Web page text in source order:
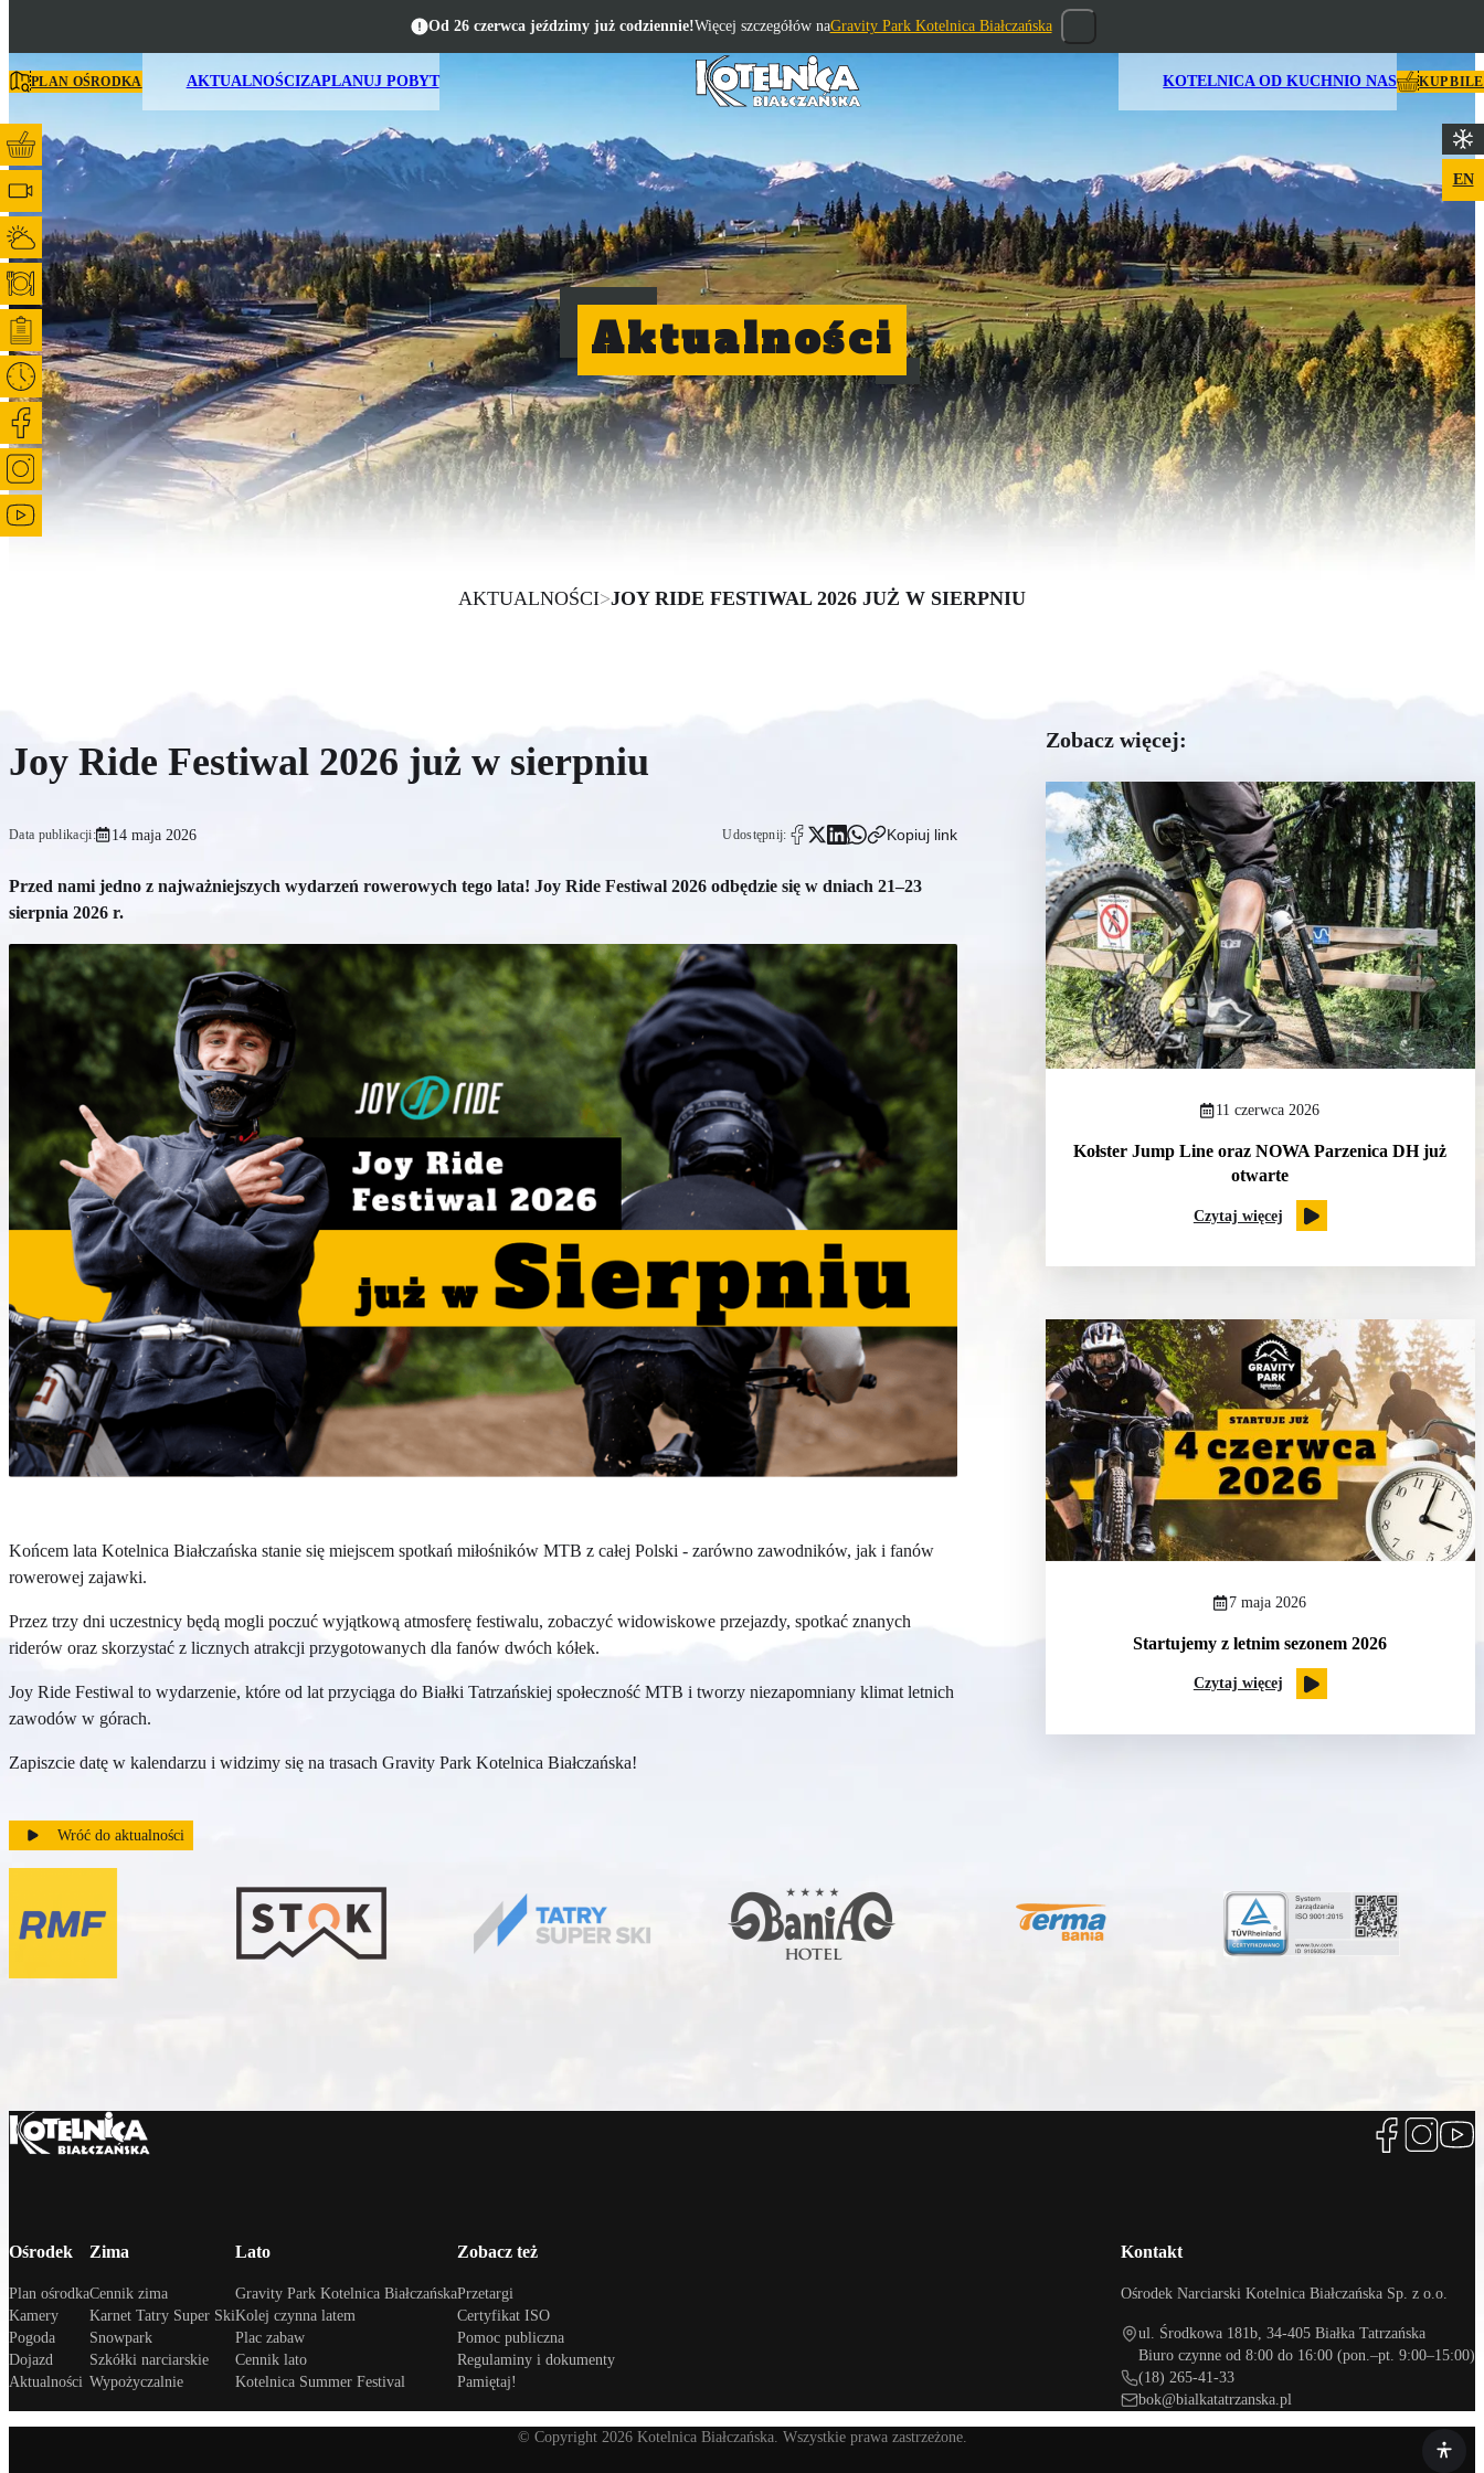
Od 26 czerwca jeździmy już codziennie!Więcej szczegółów naGravity Park Kotelnica Białczańska
PLAN OŚRODKA AKTUALNOŚCIZAPLANUJ POBYT KOTELNICA OD KUCHNIO NAS KUP
EN
Aktualności
AKTUALNOŚCI>JOY RIDE FESTIWAL 2026 JUŻ W SIERPNIU
Joy Ride Festiwal 2026 już w sierpniu
Data publikacji: 14 maja 2026 Udostępnij: Kopiuj link
Przed nami jedno z najważniejszych wydarzeń rowerowych tego lata! Joy Ride Festiwal 2026 odbędzie się w dniach 21–23
sierpnia 2026 r.
Końcem lata Kotelnica Białczańska stanie się miejscem spotkań miłośników MTB z całej Polski - zarówno zawodników, jak i fanów
rowerowej zajawki.
Przez trzy dni uczestnicy będą mogli poczuć wyjątkową atmosferę festiwalu, zobaczyć widowiskowe przejazdy, spotkać znanych
riderów oraz skorzystać z licznych atrakcji przygotowanych dla fanów dwóch kółek.
Joy Ride Festiwal to wydarzenie, które od lat przyciąga do Białki Tatrzańskiej społeczność MTB i tworzy niezapomniany klimat letnich
zawodów w górach.
Zapiszcie datę w kalendarzu i widzimy się na trasach Gravity Park Kotelnica Białczańska!
Wróć do aktualności
Zobacz więcej:
11 czerwca 2026
Kołster Jump Line oraz NOWA Parzenica DH już
otwarte
Czytaj więcej
7 maja 2026
Startujemy z letnim sezonem 2026
Czytaj więcej
Ośrodek
Plan ośrodka
Kamery
Pogoda
Dojazd
Aktualności
Zima
Cennik zima
Karnet Tatry Super Ski
Snowpark
Szkółki narciarskie
Wypożyczalnie
Lato
Gravity Park Kotelnica Białczańska
Kolej czynna latem
Plac zabaw
Cennik lato
Kotelnica Summer Festival
Zobacz też
Przetargi
Certyfikat ISO
Pomoc publiczna
Regulaminy i dokumenty
Pamiętaj!
Kontakt
Ośrodek Narciarski Kotelnica Białczańska Sp. z o.o.
ul. Środkowa 181b, 34-405 Białka Tatrzańska
Biuro czynne od 8:00 do 16:00 (pon.–pt. 9:00–15:00)
(18) 265-41-33
bok@bialkatatrzanska.pl
© Copyright 2026 Kotelnica Białczańska. Wszystkie prawa zastrzeżone.